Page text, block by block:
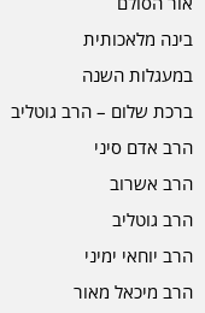
בינה מלאכותית
במעגלות השנה
ברכת שלום – הרב גוטליב
הרב אדם סיני
הרב אשרוב
הרב גוטליב
הרב יוחאי ימיני
הרב מיכאל מאור